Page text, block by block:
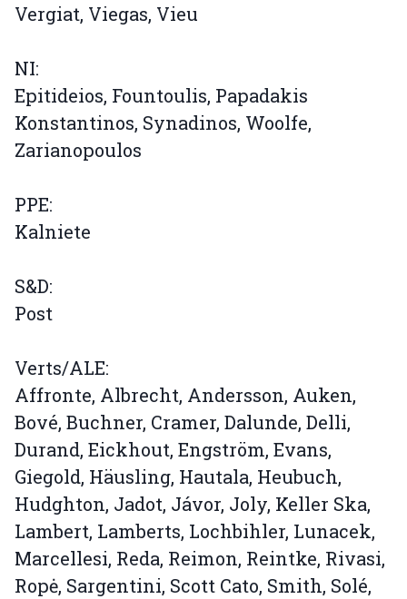
Vergiat, Viegas, Vieu
NI:
Epitideios, Fountoulis, Papadakis
Konstantinos, Synadinos, Woolfe,
Zarianopoulos
PPE:
Kalniete
S&D:
Post
Verts/ALE:
Affronte, Albrecht, Andersson, Auken,
Bové, Buchner, Cramer, Dalunde, Delli,
Durand, Eickhout, Engström, Evans,
Giegold, Häusling, Hautala, Heubuch,
Hudghton, Jadot, Jávor, Joly, Keller Ska,
Lambert, Lamberts, Lochbihler, Lunacek,
Marcellesi, Reda, Reimon, Reintke, Rivasi,
Ropė, Sargentini, Scott Cato, Smith, Solé,